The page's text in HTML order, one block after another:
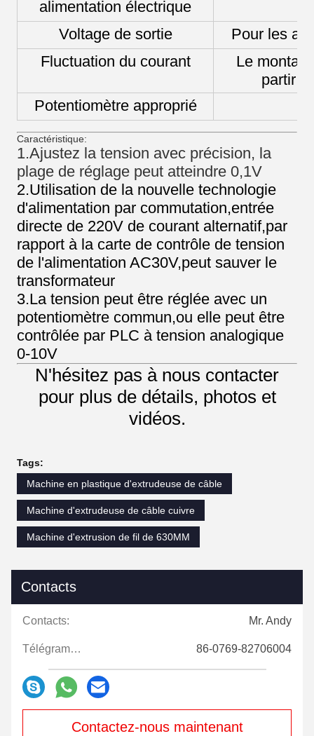
alimentation électrique
Voltage de sortie
Pour les
Fluctuation du courant
Le
partir
Potentiomètre approprié
Caractéristique:
1.Ajustez la tension avec précision, la
plage de réglage peut atteindre 0,1V
2.Utilisation de la nouvelle technologie
d'alimentation par commutation,entrée
directe de 220V de courant alternatif,par
rapport à la carte de contrôle de tension
de l'alimentation AC30V,peut sauver le
transformateur
3.La tension peut être réglée avec un
potentiomètre commun,ou elle peut être
contrôlée par PLC à tension analogique
0-10V
N'hésitez pas à nous contacter
pour plus de détails, photos et
vidéos.
Tags:
Machine en plastique d'extrudeuse de câble
Machine d'extrudeuse de câble cuivre
Machine d'extrusion de fil de 630MM
Contacts
Contacts: Mr. Andy
Télégramme: 86-0769-82706004
Contactez-nous maintenant